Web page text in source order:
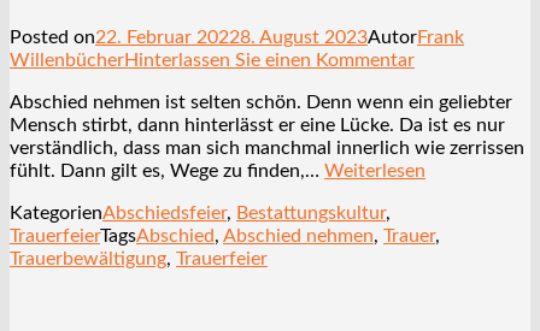
Posted on22. Februar 20228. August 2023AutorFrank
WillenbücherHinterlassen Sie einen Kommentar
Abschied nehmen ist selten schön. Denn wenn ein geliebter
Mensch stirbt, dann hinterlässt er eine Lücke. Da ist es nur
verständlich, dass man sich manchmal innerlich wie zerrissen
fühlt. Dann gilt es, Wege zu finden,… Weiterlesen
KategorienAbschiedsfeier, Bestattungskultur,
TrauerfeierTagsAbschied, Abschied nehmen, Trauer,
Trauerbewältigung, Trauerfeier